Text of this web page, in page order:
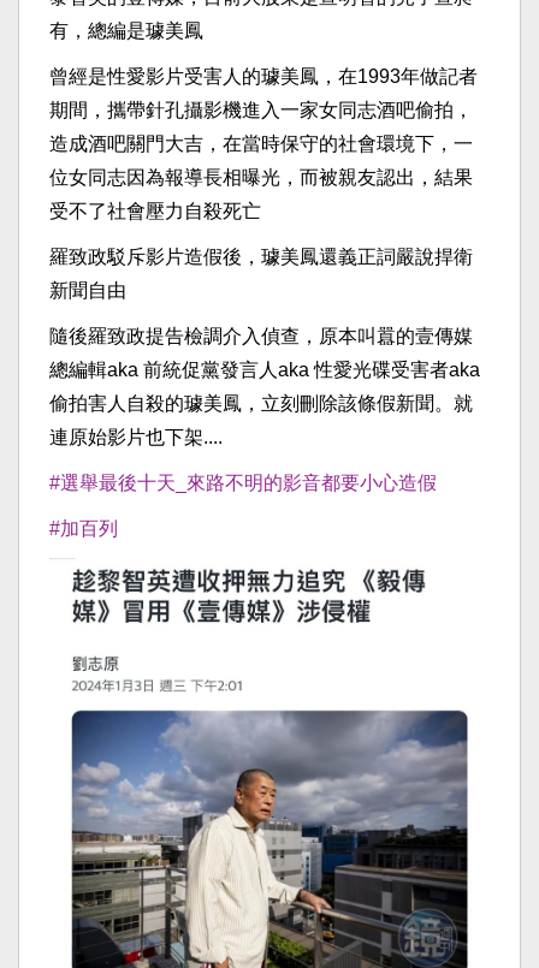
有，總編是璩美鳳
曾經是性愛影片受害人的璩美鳳，在1993年做記者
期間，攜帶針孔攝影機進入一家女同志酒吧偷拍，
造成酒吧關門大吉，在當時保守的社會環境下，一
位女同志因為報導長相曝光，而被親友認出，結果
受不了社會壓力自殺死亡
羅致政駁斥影片造假後，璩美鳳還義正詞嚴說捍衛
新聞自由
隨後羅致政提告檢調介入偵查，原本叫囂的壹傳媒
總編輯aka 前統促黨發言人aka 性愛光碟受害者aka
偷拍害人自殺的璩美鳳，立刻刪除該條假新聞。就
連原始影片也下架....
#選舉最後十天_來路不明的影音都要小心造假
#加百列